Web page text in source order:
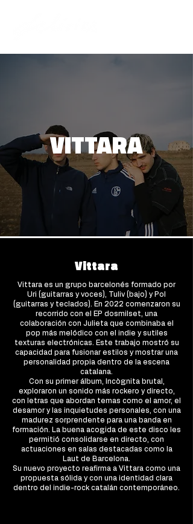
VITTARA
Vittara
Vittara es un grupo barcelonés formado por
Uri (guitarras y voces), Tuliv (bajo) y Pol
(guitarras y teclados). En 2022 comenzaron su
recorrido con el EP dosmilset, una
colaboración con Julieta que combinaba el
pop más melódico con el indie y sutiles
texturas electrónicas. Este trabajo mostró su
capacidad para fusionar estilos y mostrar una
personalidad propia dentro de la escena
catalana.
Con su primer álbum, Incògnita brutal,
exploraron un sonido más rockero y directo,
con letras que abordan temas como el amor, el
desamor y las inquietudes personales, con una
madurez sorprendente para una banda en
formación. La buena acogida de este disco les
permitió consolidarse en directo, con
actuaciones en salas destacadas como la
Laut de Barcelona.
Su nuevo proyecto reafirma a Vittara como una
propuesta sólida y con una identidad clara
dentro del indie-rock catalán contemporáneo.